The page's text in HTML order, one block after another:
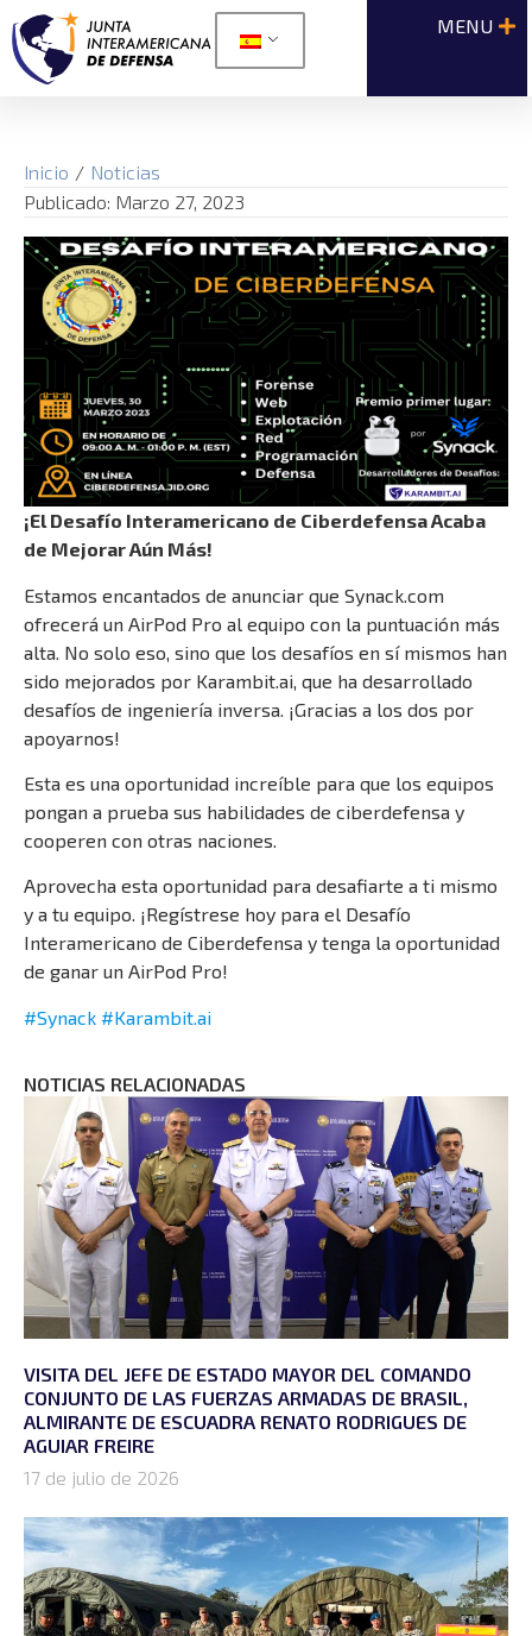
Inicio / Noticias
Publicado: Marzo 27, 2023
¡El Desafío Interamericano de Ciberdefensa Acaba
de Mejorar Aún Más!
Estamos encantados de anunciar que Synack.com
ofrecerá un AirPod Pro al equipo con la puntuación más
alta. No solo eso, sino que los desafíos en sí mismos han
sido mejorados por Karambit.ai, que ha desarrollado
desafíos de ingeniería inversa. ¡Gracias a los dos por
apoyarnos!
Esta es una oportunidad increíble para que los equipos
pongan a prueba sus habilidades de ciberdefensa y
cooperen con otras naciones.
Aprovecha esta oportunidad para desafiarte a ti mismo
y a tu equipo. ¡Regístrese hoy para el Desafío
Interamericano de Ciberdefensa y tenga la oportunidad
de ganar un AirPod Pro!
#Synack #Karambit.ai
NOTICIAS RELACIONADAS
VISITA DEL JEFE DE ESTADO MAYOR DEL COMANDO
CONJUNTO DE LAS FUERZAS ARMADAS DE BRASIL,
ALMIRANTE DE ESCUADRA RENATO RODRIGUES DE
AGUIAR FREIRE
17 de julio de 2026